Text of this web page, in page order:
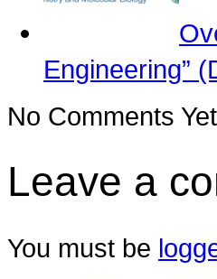
Engineering”
No Comments
Leave a
You must be